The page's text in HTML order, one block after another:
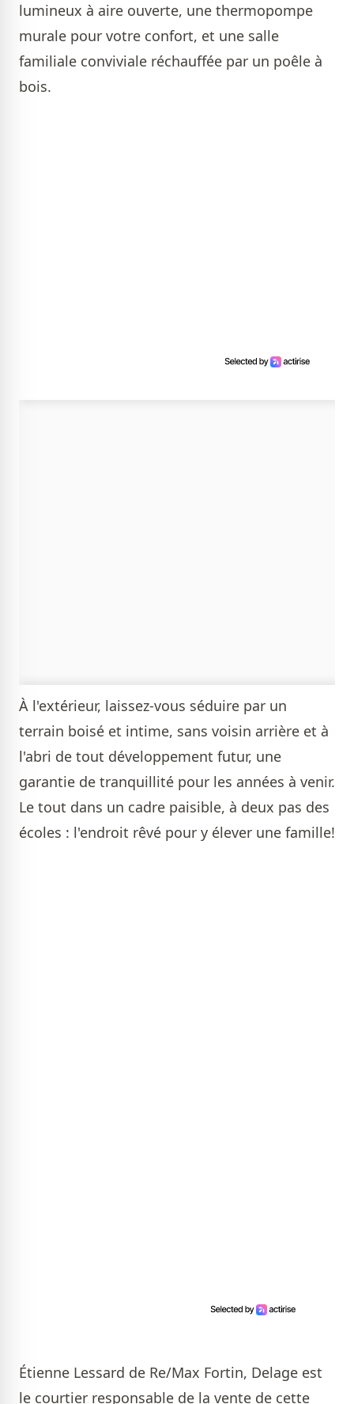
lumineux à aire ouverte, une thermopompe
murale pour votre confort, et une salle
familiale conviviale réchauffée par un poêle à
bois.
À l'extérieur, laissez-vous séduire par un
terrain boisé et intime, sans voisin arrière et à
l'abri de tout développement futur, une
garantie de tranquillité pour les années à venir.
Le tout dans un cadre paisible, à deux pas des
écoles : l'endroit rêvé pour y élever une famille!
Étienne Lessard de Re/Max Fortin, Delage est
le courtier responsable de la vente de cette